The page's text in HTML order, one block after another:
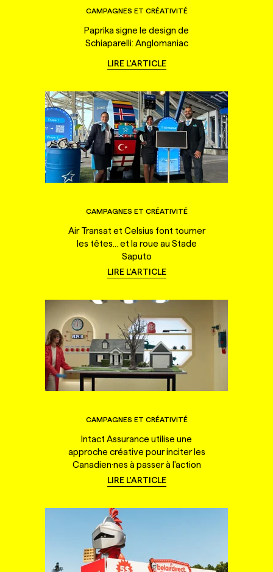
CAMPAGNES ET CRÉATIVITÉ
Paprika signe le design de
Schiaparelli: Anglomaniac
LIRE L'ARTICLE
CAMPAGNES ET CRÉATIVITÉ
Air Transat et Celsius font tourner
les têtes... et la roue au Stade
Saputo
LIRE L'ARTICLE
CAMPAGNES ET CRÉATIVITÉ
Intact Assurance utilise une
approche créative pour inciter les
Canadien·nes à passer à l'action
LIRE L'ARTICLE